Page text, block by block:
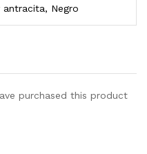
antracita, Negro
purchased this product